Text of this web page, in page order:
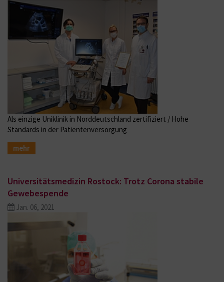
Als einzige Uniklinik in Norddeutschland zertifiziert / Hohe
Standards in der Patientenversorgung
mehr
Universitätsmedizin Rostock: Trotz Corona stabile
Gewebespende
Jan. 06, 2021